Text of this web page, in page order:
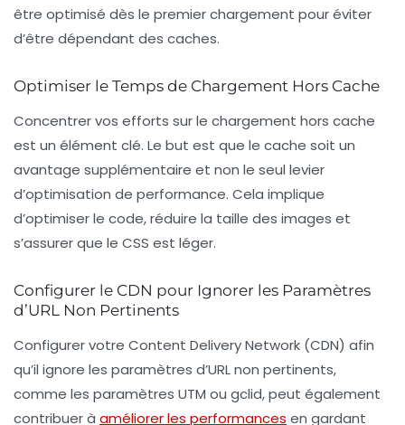
être optimisé dès le premier chargement pour éviter
d’être dépendant des caches.
Optimiser le Temps de Chargement Hors Cache
Concentrer vos efforts sur le chargement hors cache
est un élément clé. Le but est que le cache soit un
avantage supplémentaire et non le seul levier
d’optimisation de performance. Cela implique
d’optimiser le code, réduire la taille des images et
s’assurer que le CSS est léger.
Configurer le CDN pour Ignorer les Paramètres
d’URL Non Pertinents
Configurer votre Content Delivery Network (CDN) afin
qu’il ignore les paramètres d’URL non pertinents,
comme les paramètres UTM ou gclid, peut également
contribuer à améliorer les performances en gardant